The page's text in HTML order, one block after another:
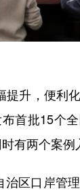
升，便利
首批15个
有两个案例
区口岸管